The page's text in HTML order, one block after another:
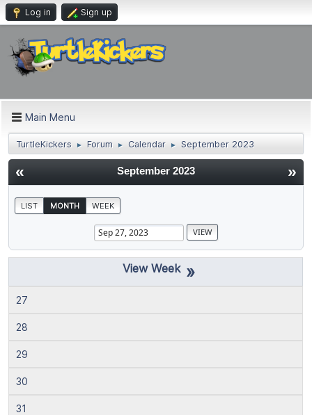
Log in Sign up
Main Menu
TurtleKickers ► Forum ► Calendar ► September 2023
« »
September 2023
LIST MONTH WEEK
»
27
28
29
30
31